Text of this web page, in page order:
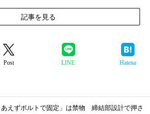
記事を見る
Post LINE Hatena
あえずボルトで固定」は禁物 締結部設計で押さ